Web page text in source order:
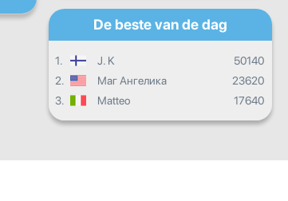
De beste van de dag
1. J. K
50140
2.
Маг Ангелика
23620
3.
Matteo 17640